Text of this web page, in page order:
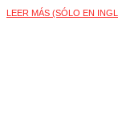
LEER MÁS (SÓLO EN